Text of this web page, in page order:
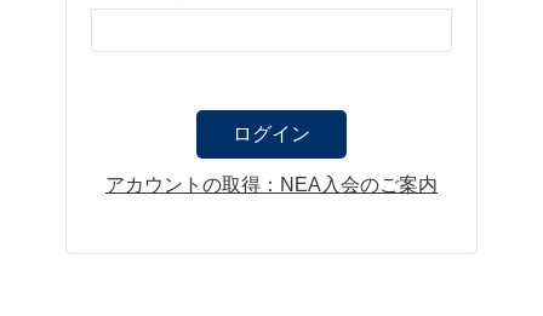
アカウントの取得：NEA入会のご案内